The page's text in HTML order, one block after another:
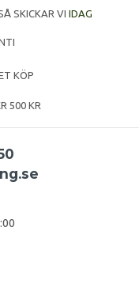
SKICKAR VI IDAG
KÖP
500 KR